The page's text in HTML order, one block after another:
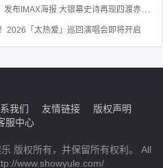
2026「太热爱」巡回演唱会即将开启
我们 友情链接
版权声明
服中心
版权所有，并保留所有权利。 All
www.showyule.com/